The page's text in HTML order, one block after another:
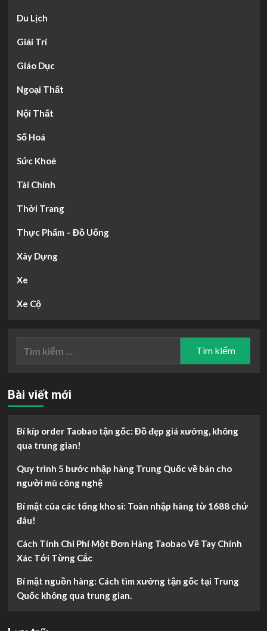
Du Lịch
Giải Trí
Giáo Dục
Ngoại Thất
Nội Thất
Số Hoá
Sức Khoẻ
Tài Chính
Thời Trang
Thực Phẩm – Đồ Uống
Xây Dựng
Xe
Xe Cộ
Bài viết mới
Bí kíp order Taobao tận gốc: Đồ đẹp giá xưởng, không
qua trung gian!
Quy trình 5 bước nhập hàng Trung Quốc về bán cho
người mù công nghệ
Bí mật của các tổng kho sỉ: Toàn nhập hàng từ 1688 chứ
đâu!
Cách Tính Chi Phí Một Đơn Hàng Taobao Về Tay Chính
Xác Tới Từng Cắc
Bí mật nguồn hàng: Cách tìm xưởng tận gốc tại Trung
Quốc không qua trung gian.